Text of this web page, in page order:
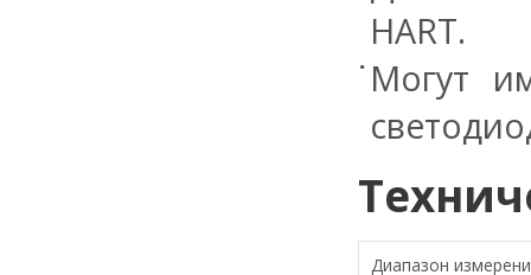
HART.
Могут
Диапазон